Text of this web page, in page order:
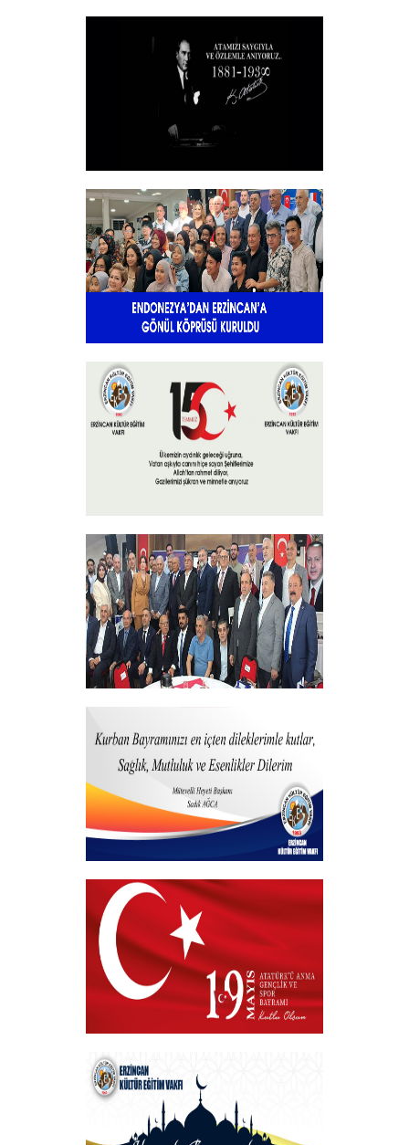
Vakfımızın 2025-2026 Yılı Burs
Toplantısı Yapıldı.
+
10 KASIM
+
Endonezya’dan Erzincan’a gönül
köprüsü
+
15 Temmuz 2025
+
Programı
+
Kurban Bayramı
+
19 MAYIS 2025
+